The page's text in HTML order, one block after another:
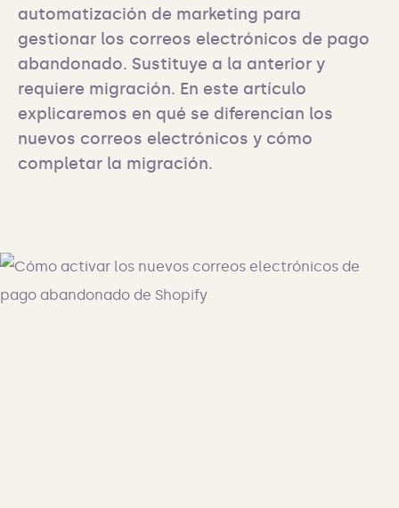
automatización de marketing para
gestionar los correos electrónicos de pago
abandonado. Sustituye a la anterior y
requiere migración. En este artículo
explicaremos en qué se diferencian los
nuevos correos electrónicos y cómo
completar la migración.